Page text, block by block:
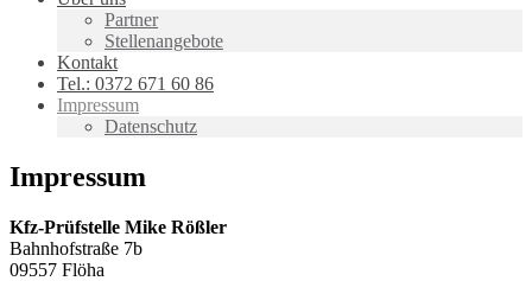
Partner
Stellenangebote
Kontakt
Tel.: 0372 671 60 86
Impressum
Datenschutz
Impressum
Kfz-Prüfstelle Mike Rößler
Bahnhofstraße 7b
09557 Flöha